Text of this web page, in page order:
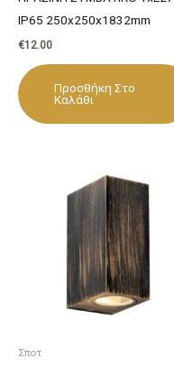
IP65 250x250x1832mm
€12.00
Προσθήκη Στο
Καλάθι
Σποτ